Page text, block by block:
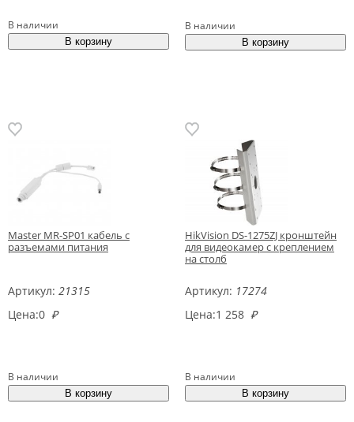
В наличии В наличии
Master MR-SP01 кабель с
разъемами питания
Артикул: 21315
Цена:0 ₽
В наличии
HikVision DS-1275ZJ кронштейн
для видеокамер с креплением
на столб
Артикул: 17274
Цена:1 258 ₽
В наличии